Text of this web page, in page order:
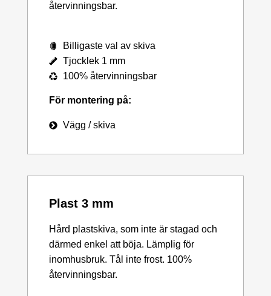
återvinningsbar.
Billigaste val av skiva
Tjocklek 1 mm
100% återvinningsbar
För montering på:
Vägg / skiva
Plast 3 mm
Hård plastskiva, som inte är stagad och
därmed enkel att böja. Lämplig för
inomhusbruk. Tål inte frost. 100%
återvinningsbar.